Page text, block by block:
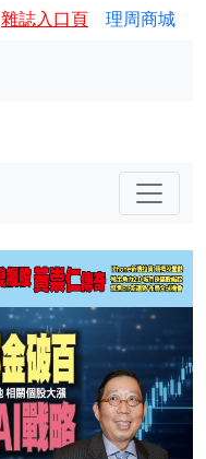
雜誌入口頁 理周商城